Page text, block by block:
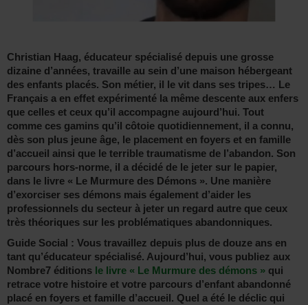
Christian Haag, éducateur spécialisé depuis une grosse
dizaine d’années, travaille au sein d’une maison hébergeant
des enfants placés. Son métier, il le vit dans ses tripes… Le
Français a en effet expérimenté la même descente aux enfers
que celles et ceux qu’il accompagne aujourd’hui. Tout
comme ces gamins qu’il côtoie quotidiennement, il a connu,
dès son plus jeune âge, le placement en foyers et en famille
d’accueil ainsi que le terrible traumatisme de l’abandon. Son
parcours hors-norme, il a décidé de le jeter sur le papier,
dans le livre « Le Murmure des Démons ». Une manière
d’exorciser ses démons mais également d’aider les
professionnels du secteur à jeter un regard autre que ceux
très théoriques sur les problématiques abandonniques.
Guide Social : Vous travaillez depuis plus de douze ans en
tant qu’éducateur spécialisé. Aujourd’hui, vous publiez aux
Nombre7 éditions le livre « Le Murmure des démons » qui
retrace votre histoire et votre parcours d’enfant abandonné
placé en foyers et famille d’accueil. Quel a été le déclic qui